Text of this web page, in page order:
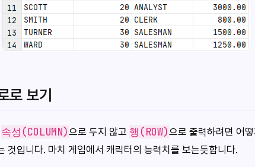
로 보기
속성(COLUMN)으로 두지 않고 행(ROW)으로 출력하려면 어
것입니다. 마치 게임에서 캐릭터의 능력치를 보는듯합니다.